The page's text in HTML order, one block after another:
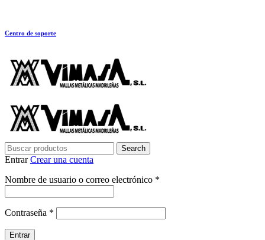
Centro de soporte
Search
EntrarCrear una cuenta
Nombre de usuario o correo electrónico *
Contraseña *
Entrar